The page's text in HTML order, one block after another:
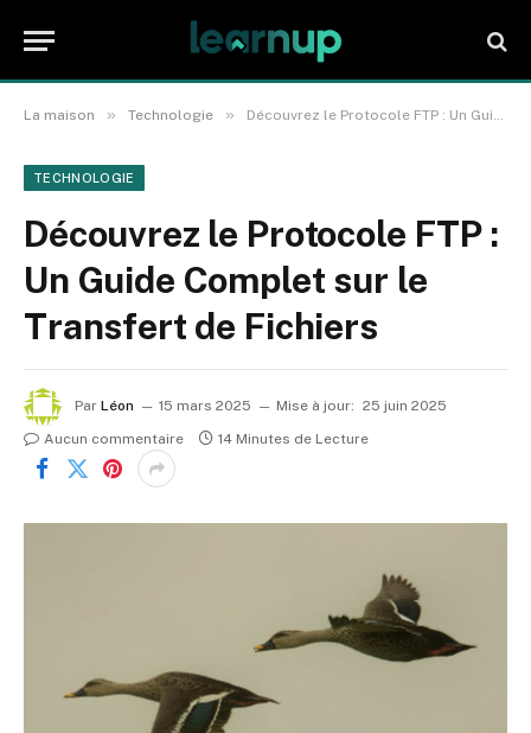
La maison » Technologie » Découvrez le Protocole FTP : Un Guide Complet sur le Transfert de Fichiers
TECHNOLOGIE
Découvrez le Protocole FTP :
Un Guide Complet sur le
Transfert de Fichiers
Par Léon 15 mars 2025 Mise à jour: 25 juin 2025
Aucun commentaire
14 Minutes de Lecture